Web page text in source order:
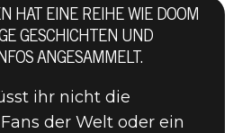
HAT EINE REIHE WIE DOOM
GESCHICHTEN UND
ANGESAMMELT.
ihr nicht die
der Welt oder ein